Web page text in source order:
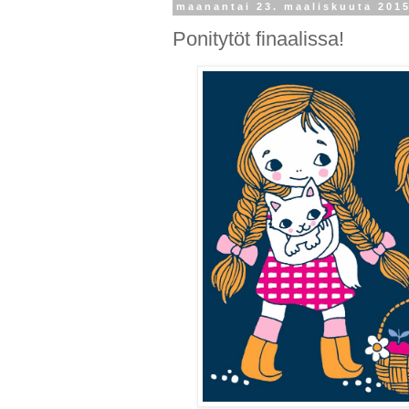
maanantai 23. maaliskuuta
Ponitytöt finaalissa!